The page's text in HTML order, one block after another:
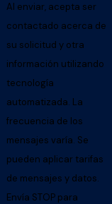
Al enviar, acepta ser
contactado acerca de
su solicitud y otra
información utilizando
tecnología
automatizada. La
frecuencia de los
mensajes varía. Se
pueden aplicar tarifas
de mensajes y datos.
Envía STOP para